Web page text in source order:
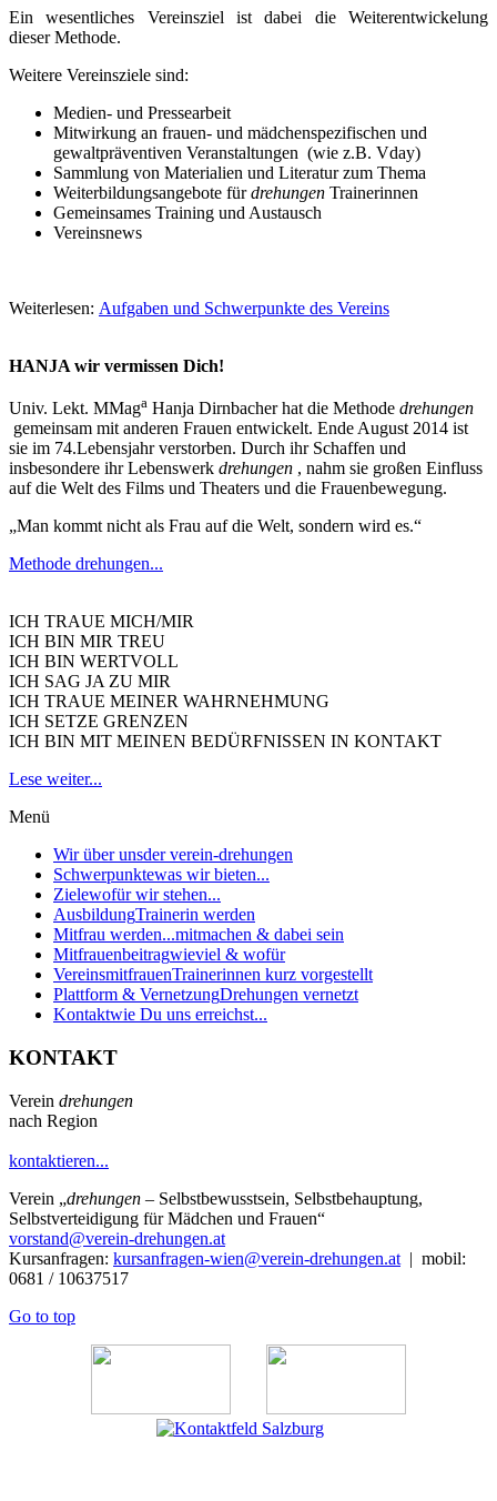
Ein wesentliches Vereinsziel ist dabei die Weiterentwickelung
dieser Methode.
Weitere Vereinsziele sind:
Medien- und Pressearbeit
Mitwirkung an frauen- und mädchenspezifischen und
gewaltpräventiven Veranstaltungen (wie z.B. Vday)
Sammlung von Materialien und Literatur zum Thema
Weiterbildungsangebote fürdrehungen Trainerinnen
Gemeinsames Training und Austausch
Vereinsnews
Weiterlesen: Aufgaben und Schwerpunkte des Vereins
HANJA wir vermissen Dich!
Univ. Lekt. MMaga Hanja Dirnbacher hat die Methode drehungen
gemeinsam mit anderen Frauen entwickelt. Ende August 2014 ist
sie im 74.Lebensjahr verstorben. Durch ihr Schaffen und
insbesondere ihr Lebenswerk drehungen , nahm sie großen Einfluss
auf die Welt des Films und Theaters und die Frauenbewegung.
„Man kommt nicht als Frau auf die Welt, sondern wird es.“
Methode drehungen...
ICH TRAUE MICH/MIR
ICH BIN MIR TREU
ICH BIN WERTVOLL
ICH SAG JA ZU MIR
ICH TRAUE MEINER WAHRNEHMUNG
ICH SETZE GRENZEN
ICH BIN MIT MEINEN BEDÜRFNISSEN IN KONTAKT
Lese weiter...
Menü
Wir über unsder verein-drehungen
Schwerpunktewas wir bieten...
Zielewofür wir stehen...
AusbildungTrainerin werden
Mitfrau werden...mitmachen & dabei sein
Mitfrauenbeitragwieviel & wofür
VereinsmitfrauenTrainerinnen kurz vorgestellt
Plattform & VernetzungDrehungen vernetzt
Kontaktwie Du uns erreichst...
KONTAKT
Verein drehungen
nach Region
kontaktieren...
Verein „drehungen – Selbstbewusstsein, Selbstbehauptung,
Selbstverteidigung für Mädchen und Frauen“
vorstand@verein-drehungen.at
Kursanfragen: kursanfragen-wien@verein-drehungen.at | mobil:
0681 / 10637517
Go to top